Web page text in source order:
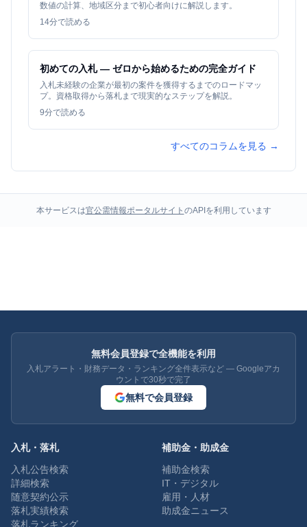
数値の計算、地域区分まで初心者向けに解説します。
14分で読める
初めての入札 — ゼロから始めるための完全ガイド
入札未経験の企業が最初の案件を獲得するまでのロードマッ
プ。資格取得から落札まで現実的なステップを解説。
9分で読める
すべてのコラムを見る →
本サービスは官公需情報ポータルサイト のAPIを利用しています
無料会員登録で全機能を利用
入札アラート・財務データ・ランキング全件表示など — Googleアカ
ウントで30秒で完了
無料で会員登録
入札・落札
入札公告検索
詳細検索
随意契約公示
落札実績検索
落札ランキング
補助金・助成金
補助金検索
IT・デジタル
雇用・人材
助成金ニュース